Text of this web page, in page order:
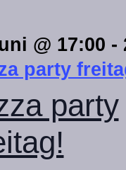
party
@ 17:00 -
party